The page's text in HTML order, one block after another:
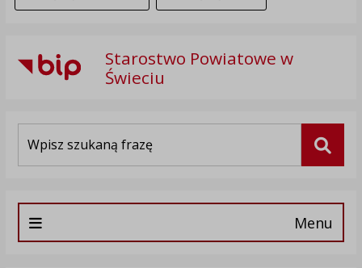
Starostwo Powiatowe w
Świeciu
Menu